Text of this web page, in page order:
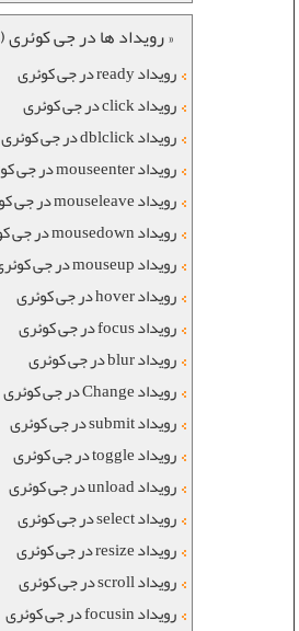
« رویداد ها در جی کوئری (Events) »
رویداد ready در جی کوئری
رویداد click در جی کوئری
رویداد dblclick در جی کوئری
رویداد mouseenter در جی کوئری
رویداد mouseleave در جی کوئری
رویداد mousedown در جی کوئری
رویداد mouseup در جی کوئری
رویداد hover در جی کوئری
رویداد focus در جی کوئری
رویداد blur در جی کوئری
رویداد Change در جی کوئری
رویداد submit در جی کوئری
رویداد toggle در جی کوئری
رویداد unload در جی کوئری
رویداد select در جی کوئری
رویداد resize در جی کوئری
رویداد scroll در جی کوئری
رویداد focusin در جی کوئری